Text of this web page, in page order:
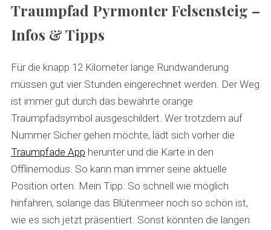
Traumpfad Pyrmonter Felsensteig –
Infos & Tipps
Für die knapp 12 Kilometer lange Rundwanderung
müssen gut vier Stunden eingerechnet werden. Der Weg
ist immer gut durch das bewährte orange
Traumpfadsymbol ausgeschildert. Wer trotzdem auf
Nummer Sicher gehen möchte, lädt sich vorher die
Traumpfade App herunter und die Karte in den
Offlinemodus. So kann man immer seine aktuelle
Position orten. Mein Tipp: So schnell wie möglich
hinfahren, solange das Blütenmeer noch so schön ist,
wie es sich jetzt präsentiert. Sonst könnten die langen